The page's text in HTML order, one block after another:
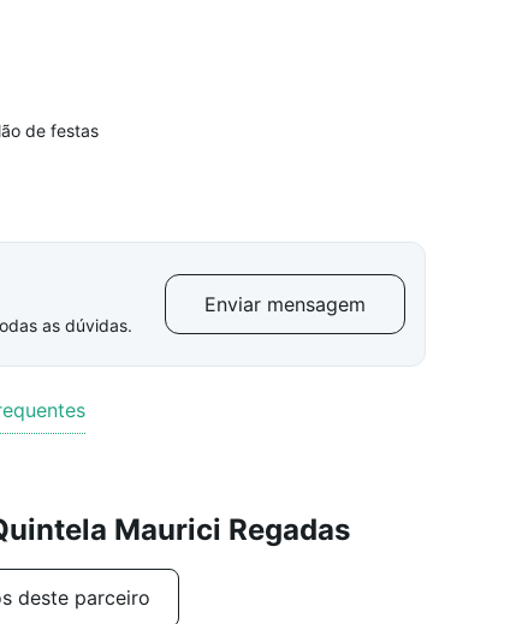
de festas
as dúvidas.
Enviar mensagem
Maurici Regadas
deste parceiro